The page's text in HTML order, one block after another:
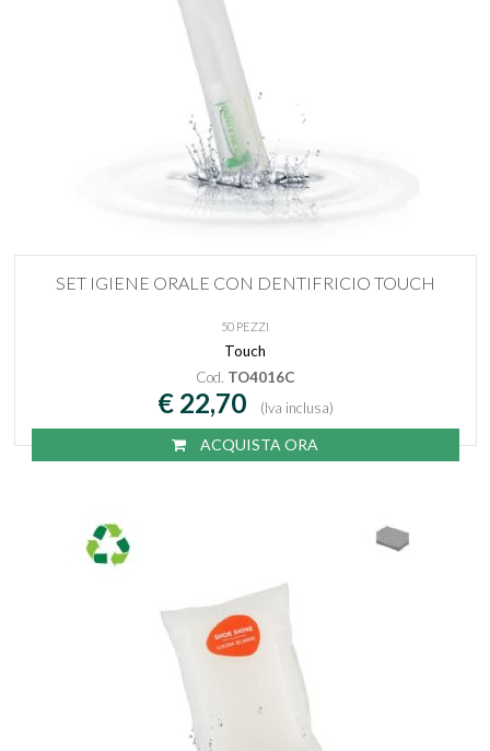
SET IGIENE ORALE CON DENTIFRICIO TOUCH
50 PEZZI
Touch
Cod. TO4016C
€ 22,70 (Iva inclusa)
ACQUISTA ORA